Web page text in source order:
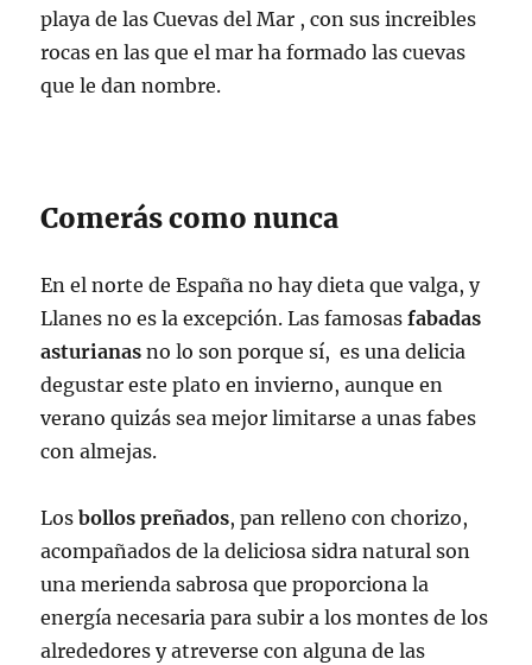
playa de las Cuevas del Mar , con sus increibles
rocas en las que el mar ha formado las cuevas
que le dan nombre.
Comerás como nunca
En el norte de España no hay dieta que valga, y
Llanes no es la excepción. Las famosasfabadas
asturianas no lo son porque sí, es una delicia
degustar este plato en invierno, aunque en
verano quizás sea mejor limitarse a unas fabes
con almejas.
Losbollos preñados, pan relleno con chorizo,
acompañados de la deliciosa sidra natural son
una merienda sabrosa que proporciona la
energía necesaria para subir a los montes de los
alrededores y atreverse con alguna de las